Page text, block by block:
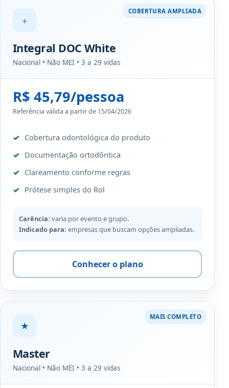
COBERTURA AMPLIADA
＋
Integral DOC White
Nacional • Não MEI • 3 a 29 vidas
R$ 45,79/pessoa
Referência válida a partir de 15/04/2026
Cobertura odontológica do produto
Documentação ortodôntica
Clareamento conforme regras
Prótese simples do Rol
Carência: varia por evento e grupo.
Indicado para: empresas que buscam opções ampliadas.
Conhecer o plano
MAIS COMPLETO
★
Master
Nacional • Não MEI • 3 a 29 vidas